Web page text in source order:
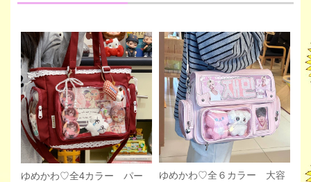
ゆめかわ♡全4カラー パー
ゆめかわ♡全６カラー 大容